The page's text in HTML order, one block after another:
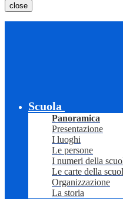
close
Scuola
Panoramica
Presentazione
I luoghi
Le persone
I numeri della
Le carte della
Organizzazione
La storia